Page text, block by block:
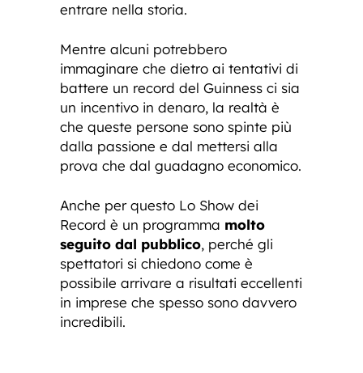
entrare nella storia.
Mentre alcuni potrebbero
immaginare che dietro ai tentativi di
battere un record del Guinness ci sia
un incentivo in denaro, la realtà è
che queste persone sono spinte più
dalla passione e dal mettersi alla
prova che dal guadagno economico.
Anche per questo Lo Show dei
Record è un programma molto
seguito dal pubblico, perché gli
spettatori si chiedono come è
possibile arrivare a risultati eccellenti
in imprese che spesso sono davvero
incredibili.